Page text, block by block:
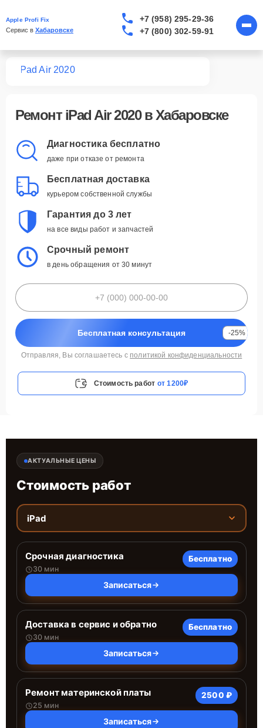
Apple Profi Fix
Сервис в Хабаровске
+7 (958) 295-29-36
+7 (800) 302-59-91
iPad Air 2020
Ремонт iPad Air 2020в Хабаровске
Диагностика бесплатно
даже при отказе от ремонта
Бесплатная доставка
курьером собственной службы
Гарантия до 3 лет
на все виды работ и запчастей
Срочный ремонт
в день обращения от 30 минут
Бесплатная консультация -25%
Отправляя, Вы соглашаетесь с политикой конфиденциальности
Стоимость работ от 1200₽
АКТУАЛЬНЫЕ ЦЕНЫ
Стоимость работ
iPad
Срочная диагностика
30 мин
Бесплатно
Записаться
Доставка в сервис и обратно
30 мин
Бесплатно
Записаться
Ремонт материнской платы
25 мин
2500 ₽
Записаться